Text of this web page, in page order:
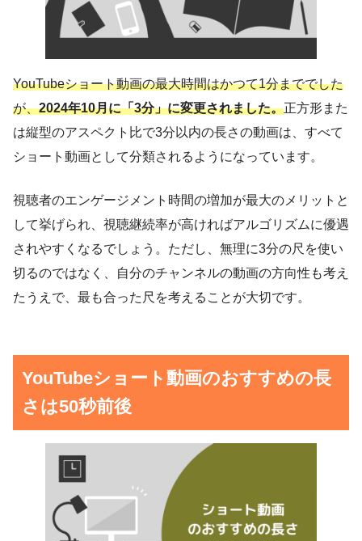
YouTubeショート動画の最大時間はかつて1分まででした
が、2024年10月に「3分」に変更されました。正方形また
は縦型のアスペクト比で3分以内の長さの動画は、すべて
ショート動画として分類されるようになっています。
視聴者のエンゲージメント時間の増加が最大のメリットと
して挙げられ、視聴継続率が高ければアルゴリズムに優遇
されやすくなるでしょう。ただし、無理に3分の尺を使い
切るのではなく、自分のチャンネルの動画の方向性も考え
たうえで、最も合った尺を考えることが大切です。
YouTubeショート動画のおすすめの長
さは50秒前後